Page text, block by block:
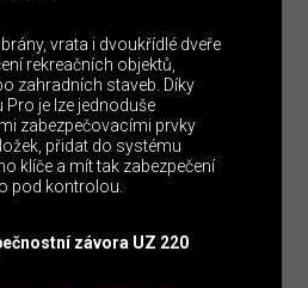
vrata i dvoukřídlé dveře
rekreačních objektů,
zahradních staveb. Díky
je lze jednoduše
zabezpečovacími prvky
přidat do systému
klíče a mít tak zabezpečení
pod kontrolou.
závora UZ 220